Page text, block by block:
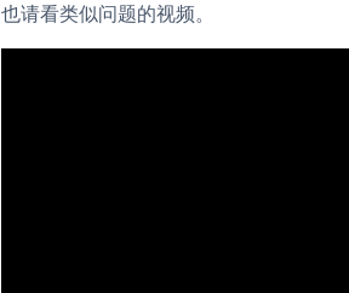
也请看类似问题的视频。